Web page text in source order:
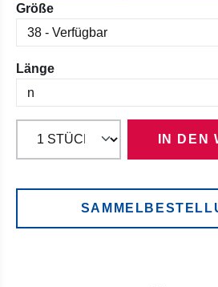
Größeauswählen
Längeauswählen
IN DEN